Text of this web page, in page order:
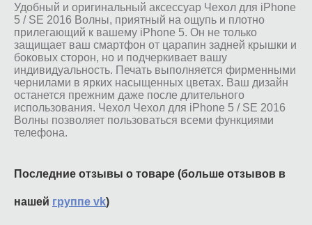
Удобный и оригинальный аксессуар Чехол для iPhone
5 / SE 2016 Волны, приятный на ощупь и плотно
прилегающий к вашему iPhone 5. Он не только
защищает ваш смартфон от царапин задней крышки и
боковых сторон, но и подчеркивает вашу
индивидуальность. Печать выполняется фирменными
чернилами в ярких насыщенных цветах. Ваш дизайн
останется прежним даже после длительного
использования. Чехол Чехол для iPhone 5 / SE 2016
Волны позволяет пользоваться всеми функциями
телефона.
Последние отзывы о товаре (больше отзывов в
нашей группе vk)